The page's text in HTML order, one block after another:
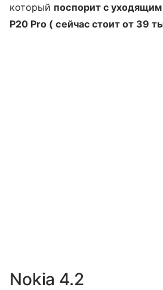
который поспорит с уходящим
P20 Pro ( сейчас стоит от 39
Nokia 4.2